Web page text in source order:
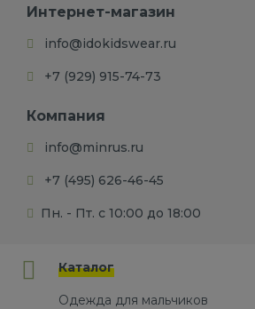
Интернет-магазин
info@idokidswear.ru
+7 (929) 915-74-73
Компания
info@minrus.ru
+7 (495) 626-46-45
Пн. - Пт. с 10:00 до 18:00
Каталог
Одежда для мальчиков